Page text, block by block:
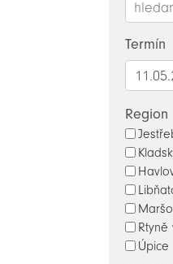
Termín
Region
Rtyně
Úpice